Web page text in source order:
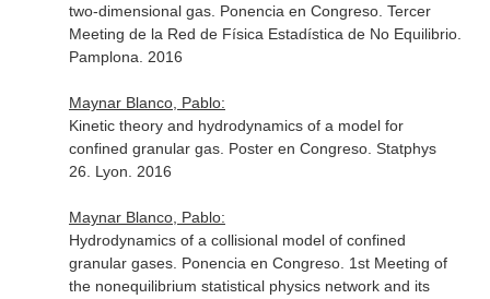
two-dimensional gas. Ponencia en Congreso. Tercer
Meeting de la Red de Física Estadística de No Equilibrio.
Pamplona. 2016
Maynar Blanco, Pablo:
Kinetic theory and hydrodynamics of a model for
confined granular gas. Poster en Congreso. Statphys
26. Lyon. 2016
Maynar Blanco, Pablo:
Hydrodynamics of a collisional model of confined
granular gases. Ponencia en Congreso. 1st Meeting of
the nonequilibrium statistical physics network and its